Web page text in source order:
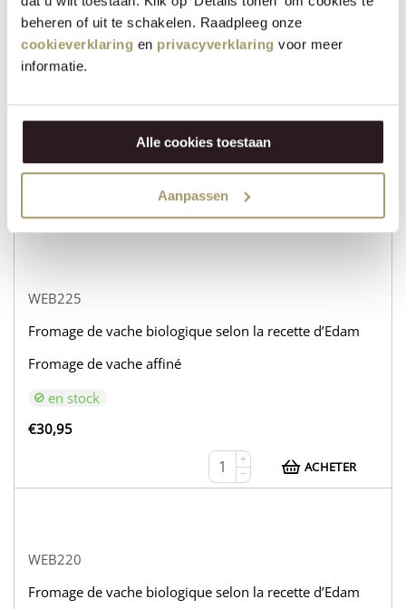
beheren of uit te schakelen. Raadpleeg onze
cookieverklaring en privacyverklaring voor meer
informatie.
Alle cookies toestaan
Aanpassen
WEB232
Fromage de vache biologique selon la recette d’Edam
Fromage de chèvre affiné
€31,95
+
WEB225
Fromage de vache biologique selon la recette d’Edam
Fromage de vache affiné
en stock
€30,95
+
−
ACHETER
WEB220
Fromage de vache biologique selon la recette d’Edam